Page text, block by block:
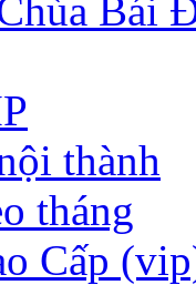
Bái
thành
tháng
Cấp